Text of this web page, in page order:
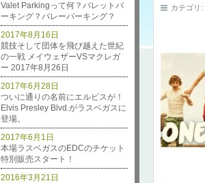
Valet Parkingって何？バレットパ
ーキング？バレーパーキング？
競技そして団体を飛び越えた世紀
の一戦 メイウェザーVSマクレガ
ー 2017年8月26日
2017年8月16日
ついに通りの名前にエルビスが！
Elvis Presley Blvd.がラスベガスに
登場。
2017年6月28日
本場ラスベガスのEDCのチケット
特別販売スタート！
2017年6月1日
2016年3月21日
カテゴリ: